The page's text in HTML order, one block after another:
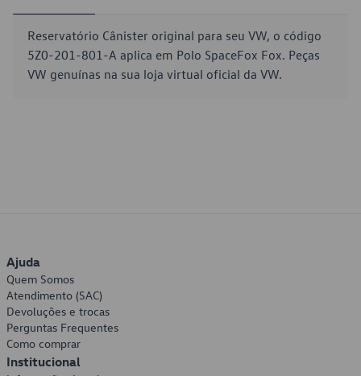
Reservatório Cânister original para seu VW, o código
5Z0-201-801-A aplica em Polo SpaceFox Fox. Peças
VW genuínas na sua loja virtual oficial da VW.
Ajuda
Quem Somos
Atendimento (SAC)
Devoluções e trocas
Perguntas Frequentes
Como comprar
Institucional